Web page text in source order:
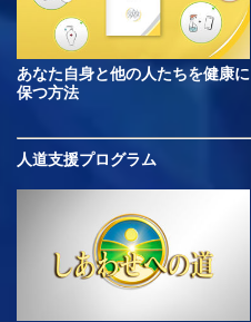
あなた自身と他の人たちを健康に
保つ方法
人道支援プログラム